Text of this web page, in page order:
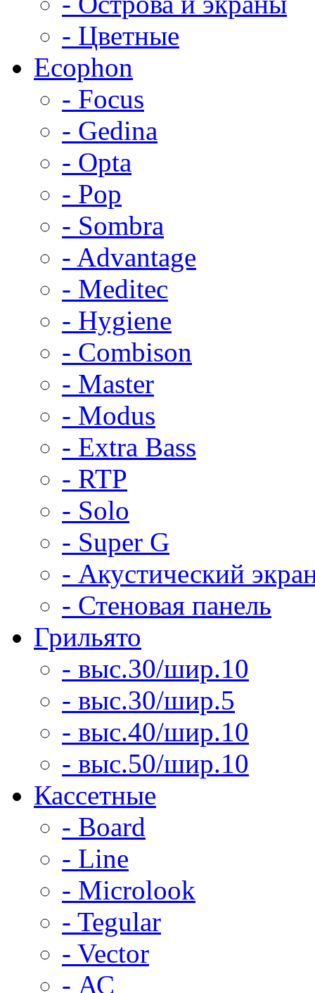
- Цветные
Ecophon
- Focus
- Gedina
- Opta
- Pop
- Sombra
- Advantage
- Meditec
- Hygiene
- Combison
- Master
- Modus
- Extra Bass
- RTP
- Solo
- Super G
- Акустический
- Стеновая панель
Грильято
- выс.30/шир.10
- выс.30/шир.5
- выс.40/шир.10
- выс.50/шир.10
Кассетные
- Board
- Line
- Microlook
- Tegular
- Vector
- АС